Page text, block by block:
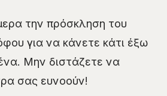
την πρόσκληση του
για να κάνετε κάτι έξω
Μην διστάζετε να
σας ευνοούν!